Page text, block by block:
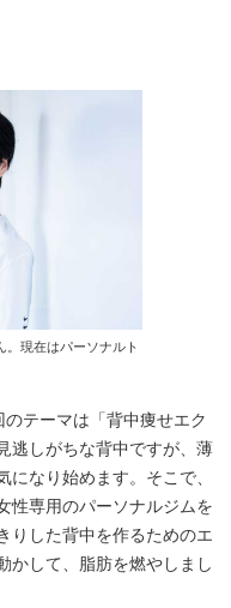
。現在はパーソナルト
のテーマは「背中痩せエク
逃しがちな背中ですが、薄
なり始めます。そこで、
性専用のパーソナルジムを
りした背中を作るためのエ
かして、脂肪を燃やしまし